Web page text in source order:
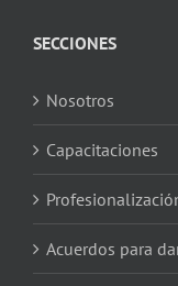
SECCIONES
Nosotros
Capacitaciones
Acuerdos para